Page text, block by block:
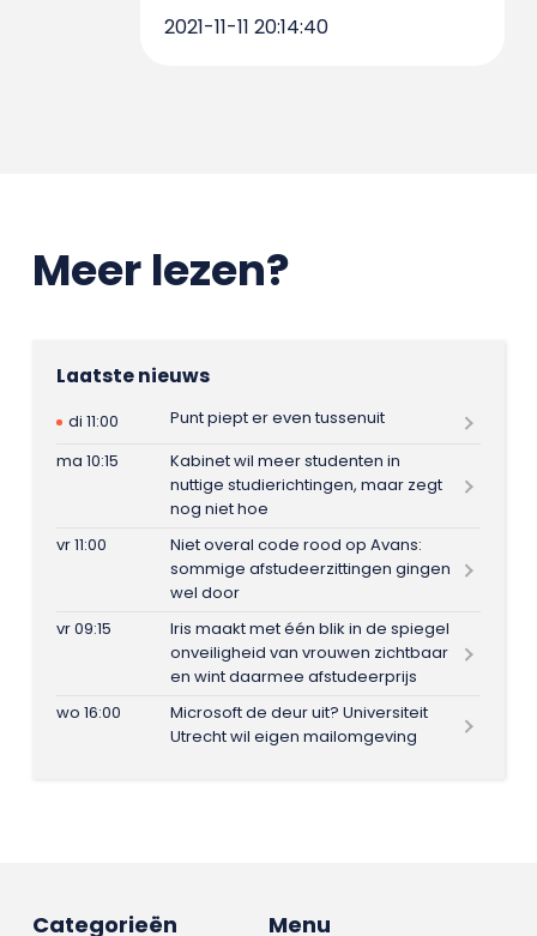
2021-11-11 20:14:40
Meer lezen?
Laatste nieuws
di 11:00
Punt piept er even tussenuit
ma 10:15
Kabinet wil meer studenten in
nuttige studierichtingen, maar zegt
nog niet hoe
vr 11:00
Niet overal code rood op Avans:
sommige afstudeerzittingen gingen
wel door
vr 09:15
Iris maakt met één blik in de spiegel
onveiligheid van vrouwen zichtbaar
en wint daarmee afstudeerprijs
wo 16:00
Microsoft de deur uit? Universiteit
Utrecht wil eigen mailomgeving
Menu
Categorieën